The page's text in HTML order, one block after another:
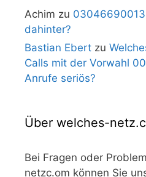
Achim zu
dahinter?
Bastian Ebert zu
Calls mit der Vorwahl
Anrufe seriös?
Über welches-
Bei Fragen oder
netzc.om können Sie